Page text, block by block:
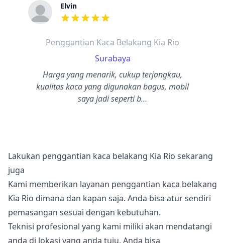
Elvin
dari ulasan adalah bintang lima
Penggantian Kaca Belakang Kia Rio
Surabaya
Harga yang menarik, cukup terjangkau,
kualitas kaca yang digunakan bagus, mobil
saya jadi seperti b…
Lakukan penggantian kaca belakang Kia Rio sekarang
juga
Kami memberikan layanan penggantian kaca belakang
Kia Rio dimana dan kapan saja. Anda bisa atur sendiri
pemasangan sesuai dengan kebutuhan.
Teknisi profesional yang kami miliki akan mendatangi
anda di lokasi yang anda tuju. Anda bisa